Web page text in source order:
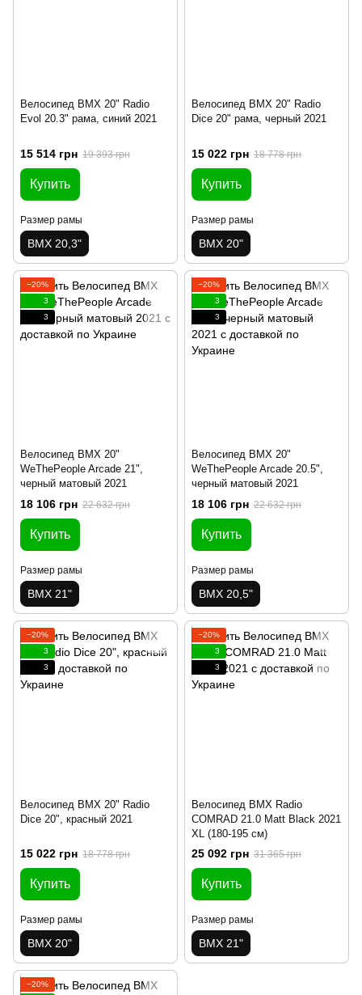
Велосипед BMX 20" Radio
Evol 20.3" рама, синий 2021
15 514 грн 19 393 грн
Купить
Размер рамы
BMX 20,3"
Велосипед BMX 20" Radio
Dice 20" рама, черный 2021
15 022 грн 18 778 грн
Купить
Размер рамы
BMX 20"
−20%
3
3
Велосипед BMX 20"
WeThePeople Arcade 21",
черный матовый 2021
18 106 грн 22 632 грн
Купить
Размер рамы
BMX 21"
−20%
3
3
Велосипед BMX 20"
WeThePeople Arcade 20.5",
черный матовый 2021
18 106 грн 22 632 грн
Купить
Размер рамы
BMX 20,5"
−20%
3
3
Велосипед BMX 20" Radio
Dice 20", красный 2021
15 022 грн 18 778 грн
Купить
Размер рамы
BMX 20"
−20%
3
3
Велосипед BMX Radio
COMRAD 21.0 Matt Black 2021
XL (180-195 см)
25 092 грн 31 365 грн
Купить
Размер рамы
BMX 21"
−20%